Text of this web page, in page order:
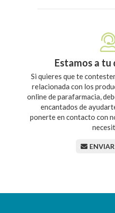
Estamos a tu
Si quieres que te
relacionada con los
online de parafarmacia,
encantados de
ponerte en contacto con